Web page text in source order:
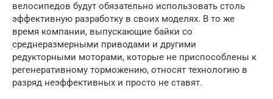
велосипедов будут обязательно использовать столь
эффективную разработку в своих моделях. В то же
время компании, выпускающие байки со
среднеразмерными приводами и другими
редукторными моторами, которые не приспособлены к
регенеративному торможению, относят технологию в
разряд неэффективных и просто не ставят.